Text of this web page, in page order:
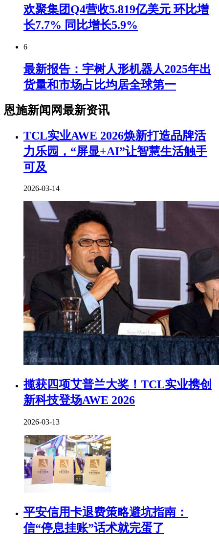
欢聚集团Q4营收5.819亿美元 环比增
长7.7% 同比增长5.9%
6
最新报告：宇树人形机器人2025年出
货量和市场占比均居全球第一
恩施新闻网最新资讯
TCL实业AWE 2026焕新打造品牌活
力乐园，“屏显+AI”让智慧生活触手
可及
2026-03-14
揽获四项艾普兰大奖！TCL实业携创
新科技登场AWE 2026
2026-03-13
平安信用卡退费策略避坑指南：
信“停息挂账”话术就完蛋了